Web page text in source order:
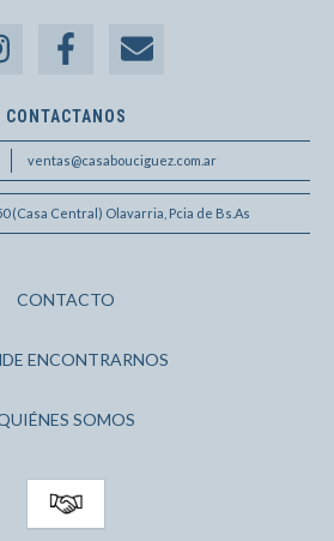
CONTACTANOS
ventas@casabouciguez.com.ar
(Casa Central) Olavarria, Pcia de Bs.As
CONTACTO
ENCONTRARNOS
SOMOS